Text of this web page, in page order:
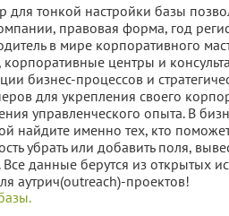
для тонкой настройки базы
правовая форма, год
в мире корпоративного
центры и
бизнес-процессов и
для укрепления своего
управленческого опыта. В
найдите именно тех, кто
убрать или добавить поля,
данные берутся из открытых
аутрич(outreach)-проектов!